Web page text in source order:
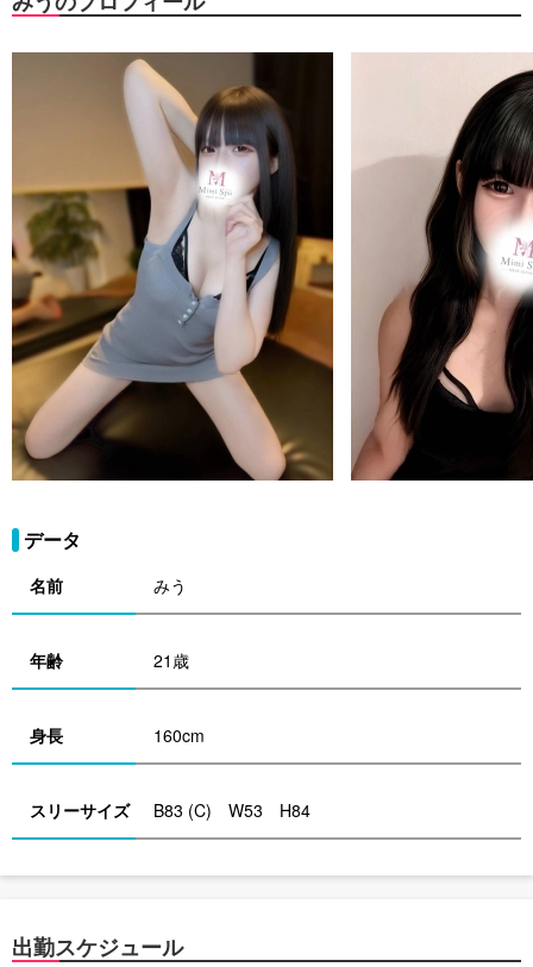
データ
名前 みう
年齢 21歳
身長 160cm
スリーサイズ B83 (C) W53 H84
出勤スケジュール